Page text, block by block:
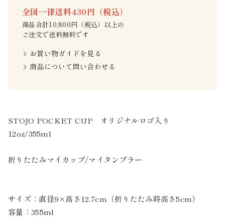
全国一律送料430円（税込）
商品合計10,800円（税込）以上の
ご注文で送料無料です
お買い物ガイドを見る
商品について問い合わせる
STOJO POCKET CUP オリジナルロゴ入り
12oz/355ml
折りたたみマイカップ/マイタンブラー
サイズ：直径9×高さ12.7cm（折りたたみ時高さ5cm）
容量：355ml